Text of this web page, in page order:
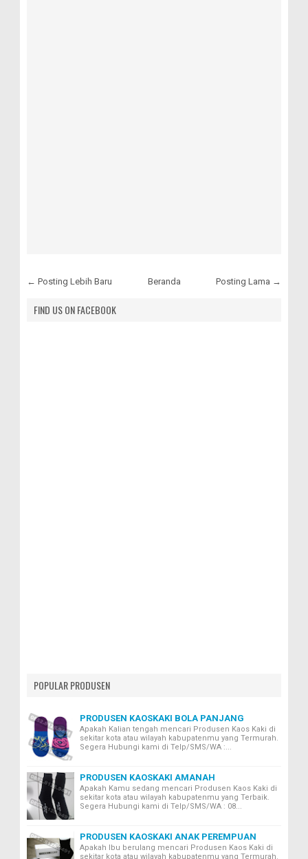
← Posting Lebih Baru Posting Lama →
Beranda
FIND US ON FACEBOOK
POPULAR PRODUSEN
PRODUSEN KAOSKAKI BOLA PANJANG
Apakah Kalian tengah mencari Produsen Kaos Kaki di
sekitar kota atau wilayah kabupatenmu yang Termurah.
Segera Hubungi kami di Telp/SMS/WA :...
PRODUSEN KAOSKAKI AMANAH
Apakah Kamu sedang mencari Produsen Kaos Kaki di
sekitar kota atau wilayah kabupatenmu yang Terbaik.
Segera Hubungi kami di Telp/SMS/WA : 08...
PRODUSEN KAOSKAKI ANAK PEREMPUAN
Apakah Ibu berulang mencari Produsen Kaos Kaki di
sekitar kota atau wilayah kabupatenmu yang Termurah.